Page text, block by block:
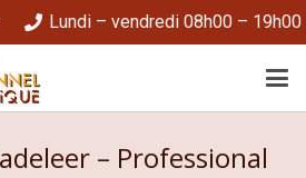
Lundi – vendredi 08h00 – 19h00
– Professional